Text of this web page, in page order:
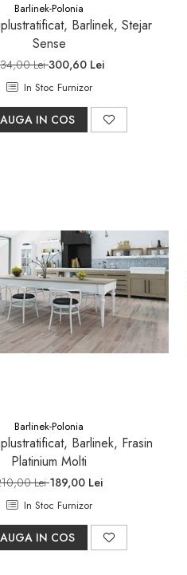
Barlinek-Polonia
Barlinek, Stejar
Sense
Lei300,60 Lei
In Stoc Furnizor
IN COS
Barlinek-Polonia
Barlinek, Frasin
Platinium Molti
Lei189,00 Lei
In Stoc Furnizor
IN COS